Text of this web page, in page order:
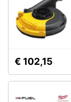
€ 102,15